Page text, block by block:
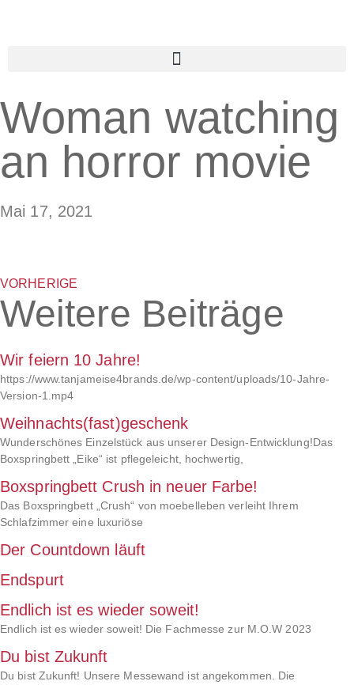
Woman watching
an horror movie
Mai 17, 2021
VORHERIGE
Weitere Beiträge
Wir feiern 10 Jahre!
https://www.tanjameise4brands.de/wp-content/uploads/10-Jahre-
Version-1.mp4
Weihnachts(fast)geschenk
Wunderschönes Einzelstück aus unserer Design-Entwicklung!Das
Boxspringbett „Eike“ ist pflegeleicht, hochwertig,
Boxspringbett Crush in neuer Farbe!
Das Boxspringbett „Crush“ von moebelleben verleiht Ihrem
Schlafzimmer eine luxuriöse
Der Countdown läuft
Endspurt
Endlich ist es wieder soweit!
Endlich ist es wieder soweit! Die Fachmesse zur M.O.W 2023
Du bist Zukunft
Du bist Zukunft! Unsere Messewand ist angekommen. Die